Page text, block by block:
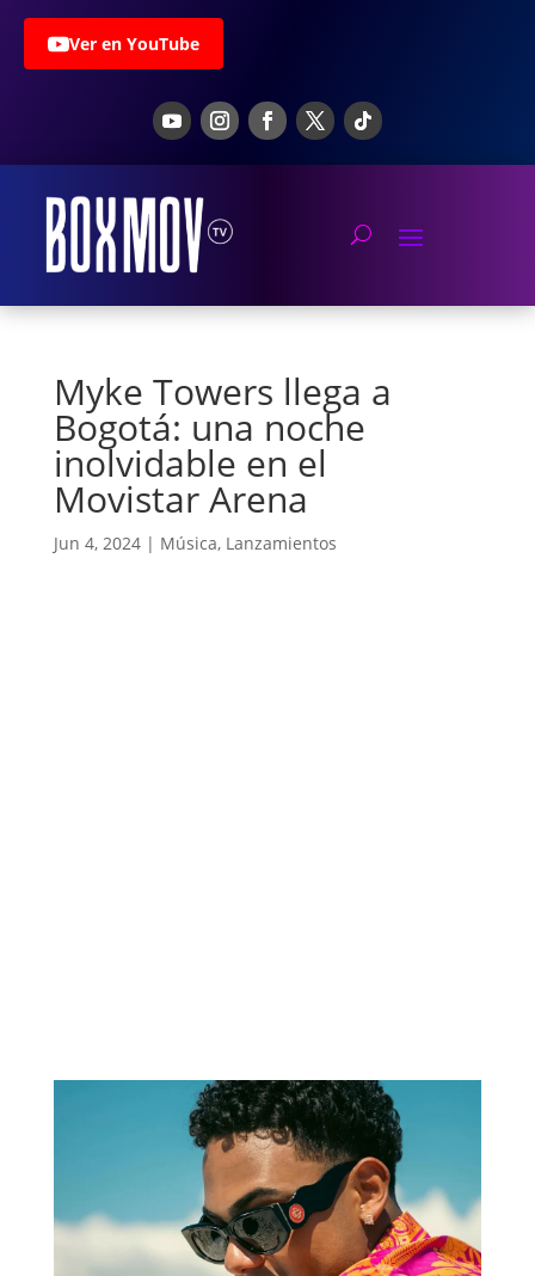
Ver en YouTube
Myke Towers llega a
Bogotá: una noche
inolvidable en el
Movistar Arena
Jun 4, 2024| Música, Lanzamientos